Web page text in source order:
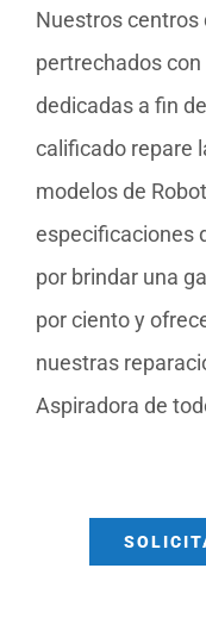
Nuestros centros
pertrechados
dedicadas a fin
calificado repare
modelos de
especificaciones
por brindar una
por ciento y
nuestras
Aspiradora de